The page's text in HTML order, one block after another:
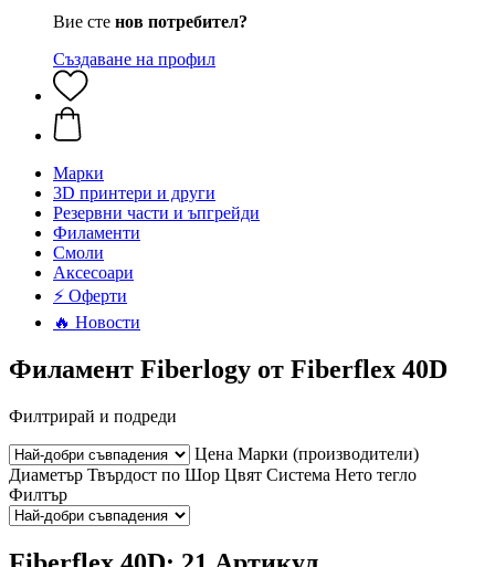
Вие сте нов потребител?
Създаване на профил
Mарки
3D принтери и други
Резервни части и ъпгрейди
Филаменти
Смоли
Аксесоари
⚡ Оферти
🔥 Новости
Филамент Fiberlogy от Fiberflex 40D
Филтрирай и подреди
Цена Марки (производители)
Диаметър Твърдост по Шор Цвят Система Нето тегло
Филтър